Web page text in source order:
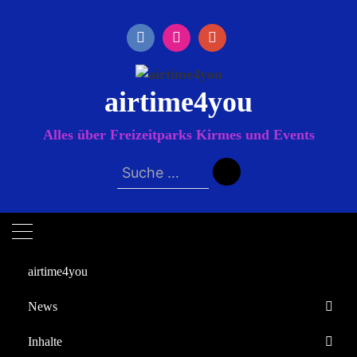
airtime4you
Alles über Freizeitparks Kirmes und Events
Suche
nach:
airtime4you
News
Europa-Park
Inhalte
Startseite